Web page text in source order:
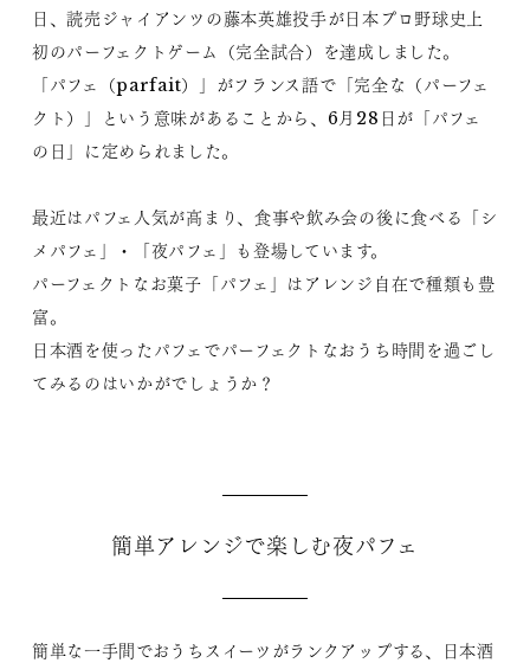
日、読売ジャイアンツの藤本英雄投手が日本プロ野球史上
初のパーフェクトゲーム（完全試合）を達成しました。
「パフェ（parfait）」がフランス語で「完全な（パーフェ
クト）」という意味があることから、6月28日が「パフェ
の日」に定められました。
最近はパフェ人気が高まり、食事や飲み会の後に食べる「シ
メパフェ」・「夜パフェ」も登場しています。
パーフェクトなお菓子「パフェ」はアレンジ自在で種類も豊
富。
日本酒を使ったパフェでパーフェクトなおうち時間を過ごし
てみるのはいかがでしょうか？
簡単アレンジで楽しむ夜パフェ
簡単な一手間でおうちスイーツがランクアップする、日本酒